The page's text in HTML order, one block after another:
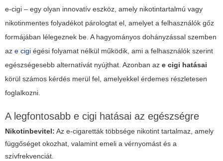
e-cigi – egy olyan innovatív eszköz, amely nikotintartalmú vagy
nikotinmentes folyadékot párologtat el, amelyet a felhasználók gőz
formájában lélegeznek be. A hagyományos dohányzással szemben
az e cigi égési folyamat nélkül működik, ami a felhasználók szerint
egészségesebb alternatívát nyújthat. Azonban az e cigi hatásai
körül számos kérdés merül fel, amelyekkel érdemes részletesen
foglalkozni.
A legfontosabb e cigi hatásai az egészségre
Nikotinbevitel: Az e-cigaretták többsége nikotint tartalmaz, amely
függőséget okozhat, valamint emeli a vérnyomást és a
szívfrekvenciát.